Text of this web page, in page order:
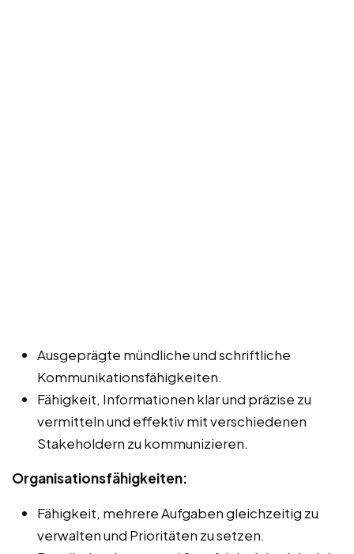
Ausgeprägte mündliche und schriftliche
Kommunikationsfähigkeiten.
Fähigkeit, Informationen klar und präzise zu
vermitteln und effektiv mit verschiedenen
Stakeholdern zu kommunizieren.
Organisationsfähigkeiten:
Fähigkeit, mehrere Aufgaben gleichzeitig zu
verwalten und Prioritäten zu setzen.